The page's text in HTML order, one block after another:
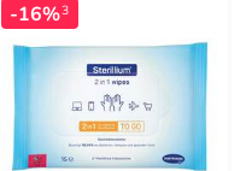
-16%3